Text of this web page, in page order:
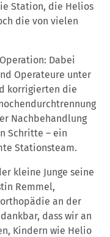
Station, die Helios
die von vielen
Dabei
Operateure unter
korrigierten die
Nachbehandlung
Schritte – ein
Stationsteam.
kleine Junge seine
Remmel,
an der
dass wir an
Kindern wie Helio